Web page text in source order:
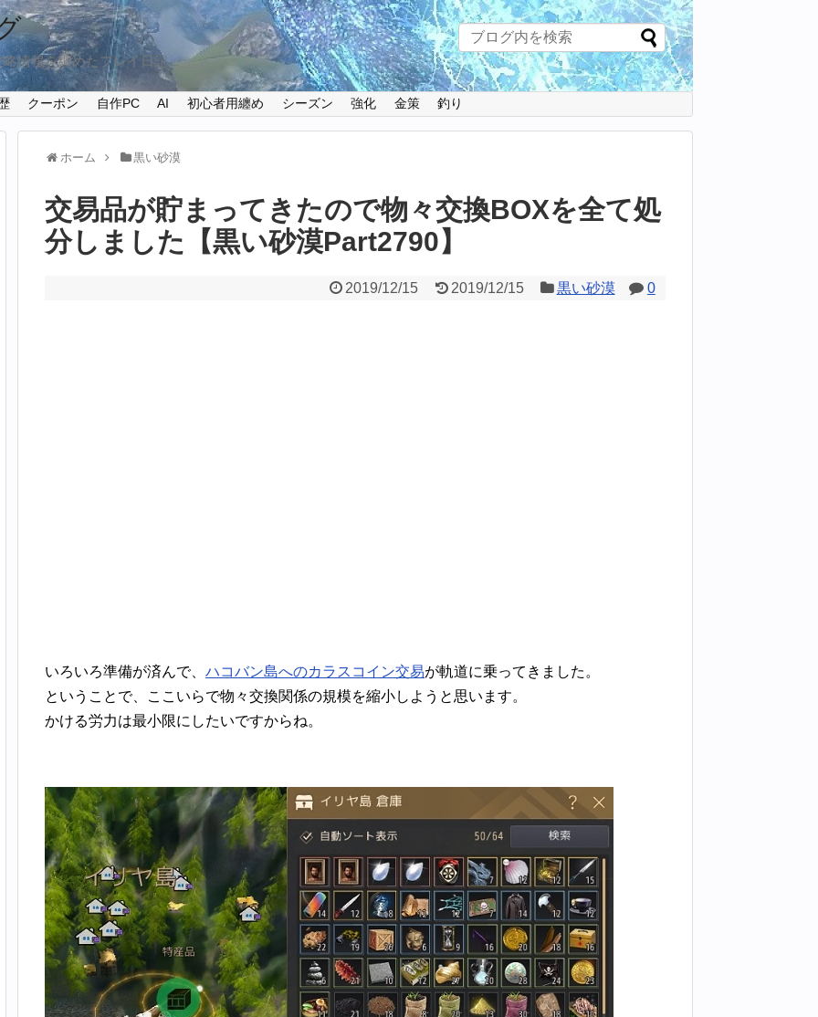
情報を纏めたプレイ日記
クーポン 自作PC AI 初心者用纏め シーズン 強化 金策 釣り
ホーム 黒い砂漠
交易品が貯まってきたので物々交換BOXを全て処
分しました【黒い砂漠Part2790】
2019/12/15 2019/12/15 黒い砂漠 0
いろいろ準備が済んで、 ハコバン島へのカラスコイン交易が軌道に乗ってきました。
ということで、ここいらで物々交換関係の規模を縮小しようと思います。
かける労力は最小限にしたいですからね。